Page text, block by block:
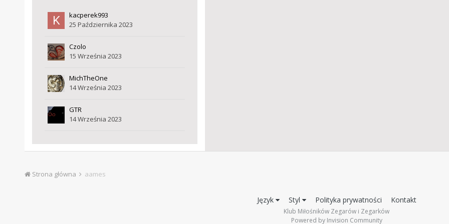
kacperek993
25 Października 2023
Czolo
15 Września 2023
MichTheOne
14 Września 2023
GTR
14 Września 2023
Strona główna aames
Język Styl Polityka prywatności Kontakt
Klub Miłośników Zegarów i Zegarków
Powered by Invision Community